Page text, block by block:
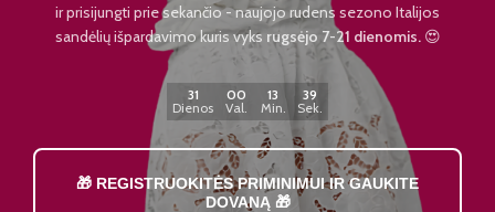
ir prisijungti prie sekančio - naujojo rudens sezono Italijos
sandėlių išpardavimo kuris vyks rugsėjo 7-21 dienomis.😍
31
Dienos
00
Val.
13
Min.
39
Sek.
🎁 REGISTRUOKITĖS PRIMINIMUI IR GAUKITE
DOVANĄ 🎁